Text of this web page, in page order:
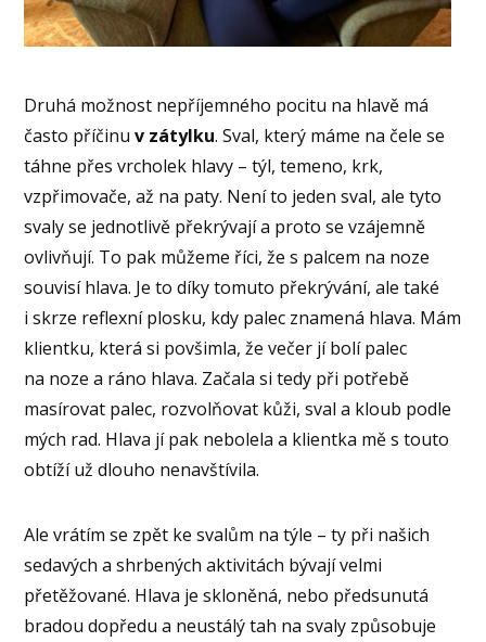
Druhá možnost nepříjemného pocitu na hlavě má
často příčinuv zátylku. Sval, který máme na čele se
táhne přes vrcholek hlavy – týl, temeno, krk,
vzpřimovače, až na paty. Není to jeden sval, ale tyto
svaly se jednotlivě překrývají a proto se vzájemně
ovlivňují. To pak můžeme říci, že s palcem na noze
souvisí hlava. Je to díky tomuto překrývání, ale také
i skrze reflexní plosku, kdy palec znamená hlava. Mám
klientku, která si povšimla, že večer jí bolí palec
na noze a ráno hlava. Začala si tedy při potřebě
masírovat palec, rozvolňovat kůži, sval a kloub podle
mých rad. Hlava jí pak nebolela a klientka mě s touto
obtíží už dlouho nenavštívila.
Ale vrátím se zpět ke svalům na týle – ty při našich
sedavých a shrbených aktivitách bývají velmi
přetěžované. Hlava je skloněná, nebo předsunutá
bradou dopředu a neustálý tah na svaly způsobuje